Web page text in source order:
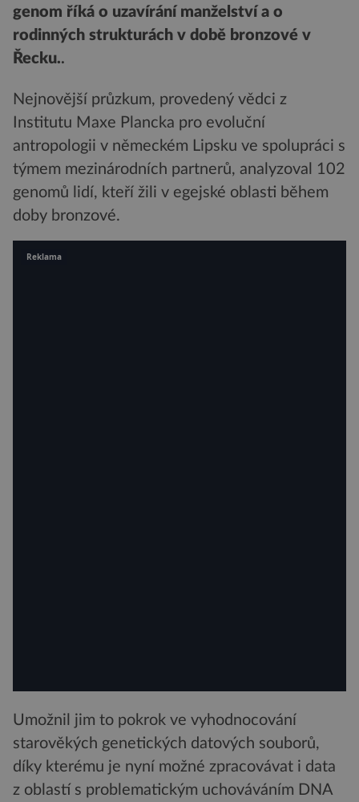
genom říká o uzavírání manželství a o
rodinných strukturách v době bronzové v
Řecku..
Nejnovější průzkum, provedený vědci z
Institutu Maxe Plancka pro evoluční
antropologii v německém Lipsku ve spolupráci s
týmem mezinárodních partnerů, analyzoval 102
genomů lidí, kteří žili v egejské oblasti během
doby bronzové.
Umožnil jim to pokrok ve vyhodnocování
starověkých genetických datových souborů,
díky kterému je nyní možné zpracovávat i data
z oblastí s problematickým uchováváním DNA
Reklama